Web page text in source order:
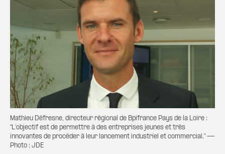
Mathieu Défresne, directeur régional de Bpifrance Pays de la Loire :
"L’objectif est de permettre à des entreprises jeunes et très
innovantes de procéder à leur lancement industriel et commercial." —
Photo : JDE